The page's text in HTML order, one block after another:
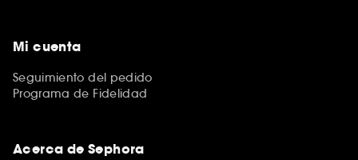
Mi cuenta
Seguimiento del pedido
Programa de Fidelidad
Acerca de Sephora